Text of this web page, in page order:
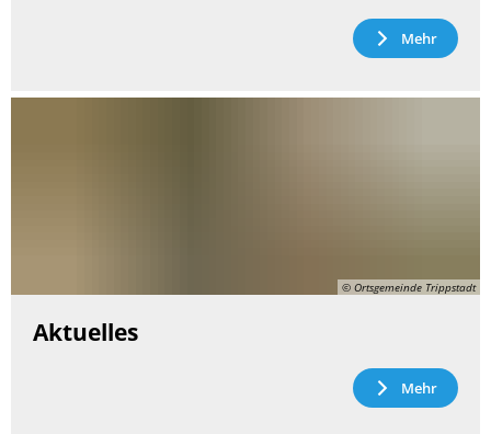
Mehr
© Ortsgemeinde Trippstadt
Aktuelles
Mehr